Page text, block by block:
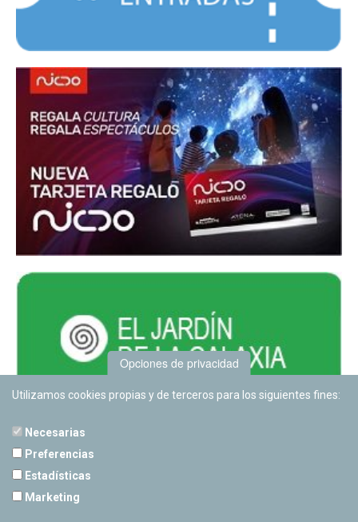
Opciones de privacidad
Utilizamos cookies propias y de terceros para los siguientes fines:
Necesarias
Preferencias
Estadísticas
Marketing